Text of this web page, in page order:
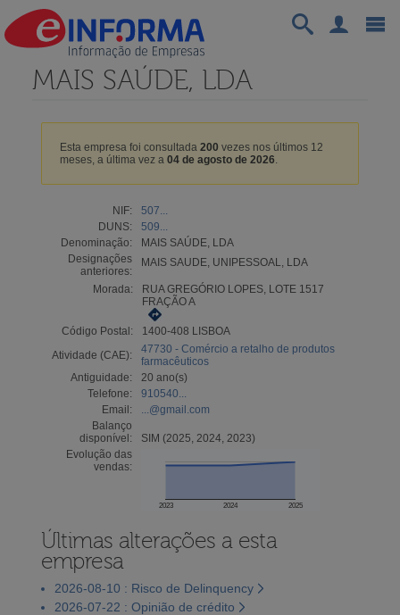
MAIS SAÚDE, LDA
Esta empresa foi consultada 200 vezes nos últimos 12
meses, a última vez a 04 de agosto de 2026.
NIF:
507...
DUNS:
509...
Denominação:
MAIS SAÚDE, LDA
Designações
anteriores:
MAIS SAUDE, UNIPESSOAL, LDA
Morada:
RUA GREGÓRIO LOPES, LOTE 1517
FRAÇÃO A
Código Postal:
1400-408 LISBOA
Atividade (CAE):
47730 - Comércio a retalho de produtos
farmacêuticos
Antiguidade:
20 ano(s)
Telefone:
910540...
Email:
...@gmail.com
Balanço
disponível:
SIM (2025, 2024, 2023)
Evolução das
vendas:
2023 2024 2025
Últimas alterações a esta
empresa
2026-08-10 : Risco de Delinquency
2026-07-22 : Opinião de crédito